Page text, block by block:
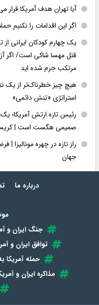
آیا تهران هدف آمریکا قرار
اگر این اقدامات را نکنیم
یک چهارم کودکان ایرانی
قتل مهسا شاکی است/ اگر
مرتکب جرم شده اید
هیچ چیز خطرناک‌تر از یک
استراتژی «تنش دائمی»
رئیس تازه ارتش آمریکا؛
صمیمی هگست است |
راز تازه در چهره مونالیزا
جهان
درباره ما
جنگ ایران و
توافق ایران و
حمله آمریکا
مذاکره ایران و